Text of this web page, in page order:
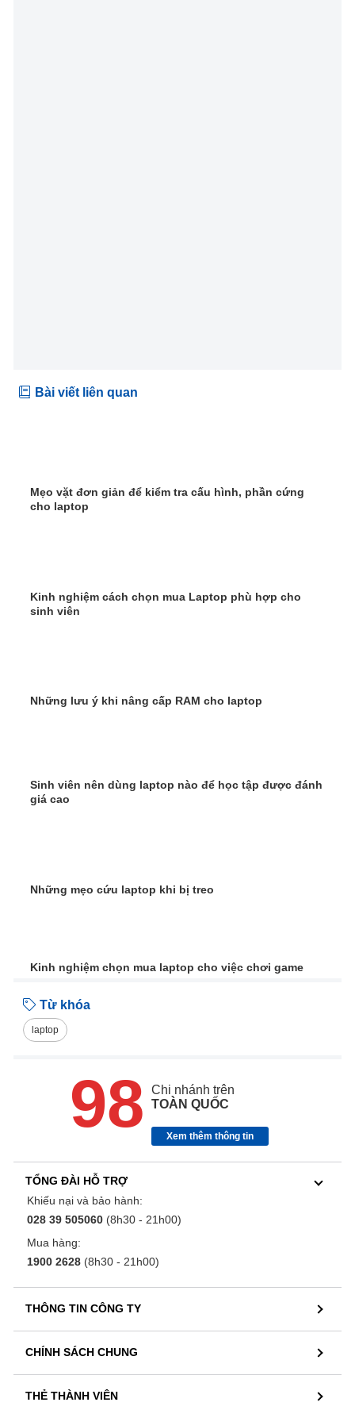
Bài viết liên quan
Mẹo vặt đơn giản để kiểm tra cấu hình, phần cứng
cho laptop
Kinh nghiệm cách chọn mua Laptop phù hợp cho
sinh viên
Những lưu ý khi nâng cấp RAM cho laptop
Sinh viên nên dùng laptop nào để học tập được đánh
giá cao
Những mẹo cứu laptop khi bị treo
Kinh nghiệm chọn mua laptop cho việc chơi game
Từ khóa
laptop
98
Chi nhánh trên
TOÀN QUỐC
Xem thêm thông tin
TỔNG ĐÀI HỖ TRỢ
Khiếu nại và bảo hành:
028 39 505060 (8h30 - 21h00)
Mua hàng:
1900 2628 (8h30 - 21h00)
THÔNG TIN CÔNG TY
CHÍNH SÁCH CHUNG
THẺ THÀNH VIÊN